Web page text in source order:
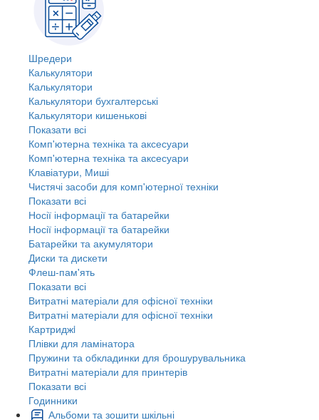
Шредери
Калькулятори
Калькулятори
Калькулятори бухгалтерські
Калькулятори кишенькові
Показати всі
Комп'ютерна техніка та аксесуари
Комп'ютерна техніка та аксесуари
Клавіатури, Миші
Чистячі засоби для комп'ютерної техніки
Показати всі
Носії інформації та батарейки
Носії інформації та батарейки
Батарейки та акумулятори
Диски та дискети
Флеш-пам'ять
Показати всі
Витратні матеріали для офісної техніки
Витратні матеріали для офісної техніки
Картриджi
Плівки для ламінатора
Пружини та обкладинки для брошурувальника
Витратні матеріали для принтерів
Показати всі
Годинники
Альбоми та зошити шкільні